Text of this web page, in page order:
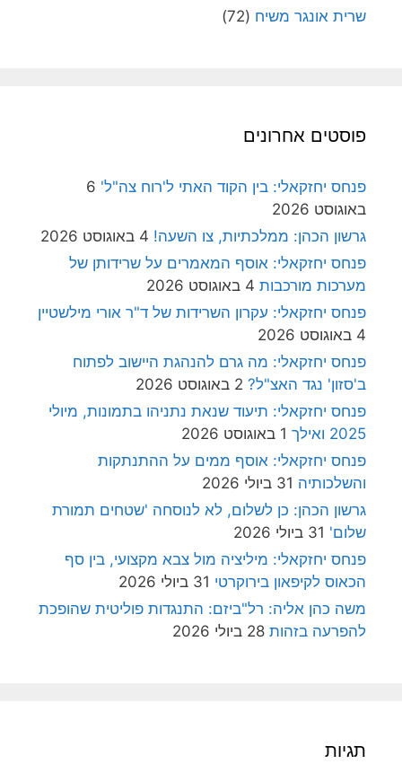
שרית אונגר משיח (72)
פוסטים אחרונים
פנחס יחזקאלי: בין הקוד האתי ל'רוח צה"ל' 6
באוגוסט 2026
גרשון הכהן: ממלכתיות, צו השעה! 4 באוגוסט 2026
פנחס יחזקאלי: אוסף המאמרים על שרידותן של
מערכות מורכבות 4 באוגוסט 2026
פנחס יחזקאלי: עקרון השרידות של ד"ר אורי מילשטיין
4 באוגוסט 2026
פנחס יחזקאלי: מה גרם להנהגת היישוב לפתוח
ב'סזון' נגד האצ"ל? 2 באוגוסט 2026
פנחס יחזקאלי: תיעוד שנאת נתניהו בתמונות, מיולי
2025 ואילך
1 באוגוסט 2026
פנחס יחזקאלי: אוסף ממים על ההתנתקות
והשלכותיה 31 ביולי 2026
גרשון הכהן: כן לשלום, לא לנוסחה 'שטחים תמורת
שלום' 31 ביולי 2026
פנחס יחזקאלי: מיליציה מול צבא מקצועי, בין סף
הכאוס לקיפאון בירוקרטי 31 ביולי 2026
משה כהן אליה: רל"ביזם: התנגדות פוליטית שהופכת
להפרעה בזהות 28 ביולי 2026
תגיות